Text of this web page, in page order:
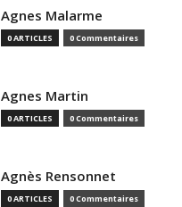
Agnes Malarme
0 ARTICLES 0 Commentaires
Agnes Martin
0 ARTICLES 0 Commentaires
Agnès Rensonnet
0 ARTICLES 0 Commentaires